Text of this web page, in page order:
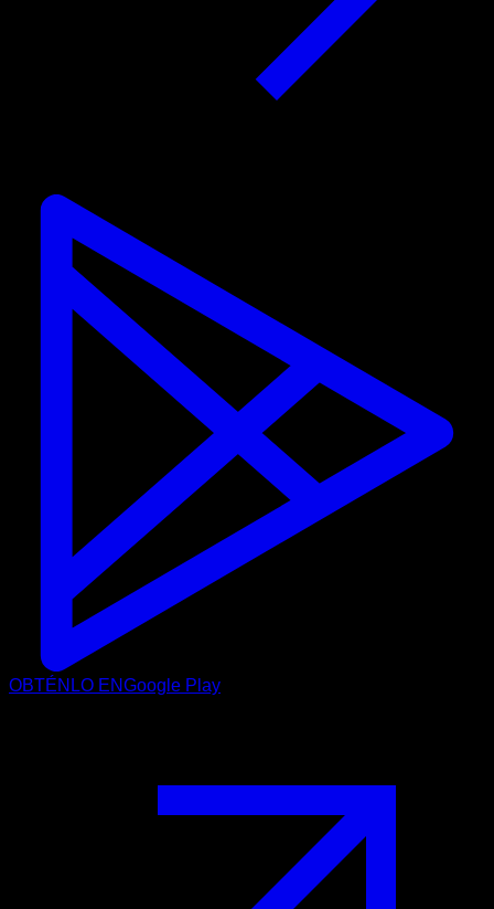
OBTÉNLO ENGoogle Play